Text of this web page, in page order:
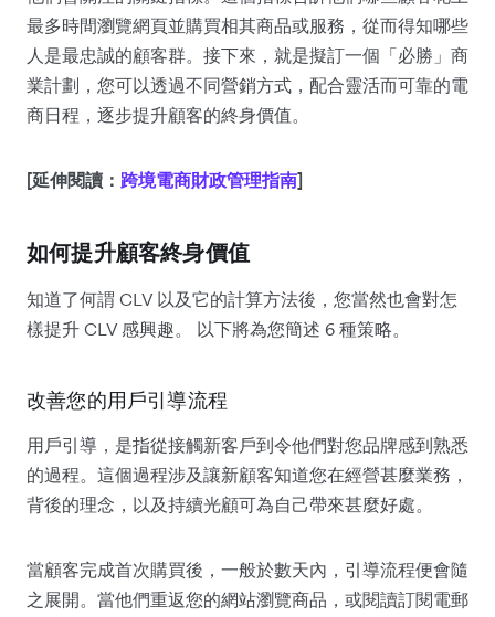
最多時間瀏覽網頁並購買相其商品或服務，從而得知哪些
人是最忠誠的顧客群。接下來，就是擬訂一個「必勝」商
業計劃，您可以透過不同營銷方式，配合靈活而可靠的電
商日程，逐步提升顧客的終身價值。
[延伸閱讀： 跨境電商財政管理指南]
如何提升顧客終身價值
知道了何謂 CLV 以及它的計算方法後，您當然也會對怎
樣提升 CLV 感興趣。 以下將為您簡述 6 種策略。
改善您的用戶引導流程
用戶引導，是指從接觸新客戶到令他們對您品牌感到熟悉
的過程。這個過程涉及讓新顧客知道您在經營甚麼業務，
背後的理念，以及持續光顧可為自己帶來甚麼好處。
當顧客完成首次購買後，一般於數天內，引導流程便會隨
之展開。當他們重返您的網站瀏覽商品，或閱讀訂閱電郵